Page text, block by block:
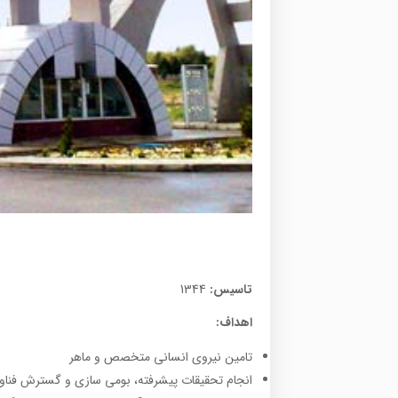
تاسیس: 1344
اهداف:
تامين نيروی انسانی متخصص و ماهر
انجام تحقيقات پيشرفته، بومي سازي و گسترش